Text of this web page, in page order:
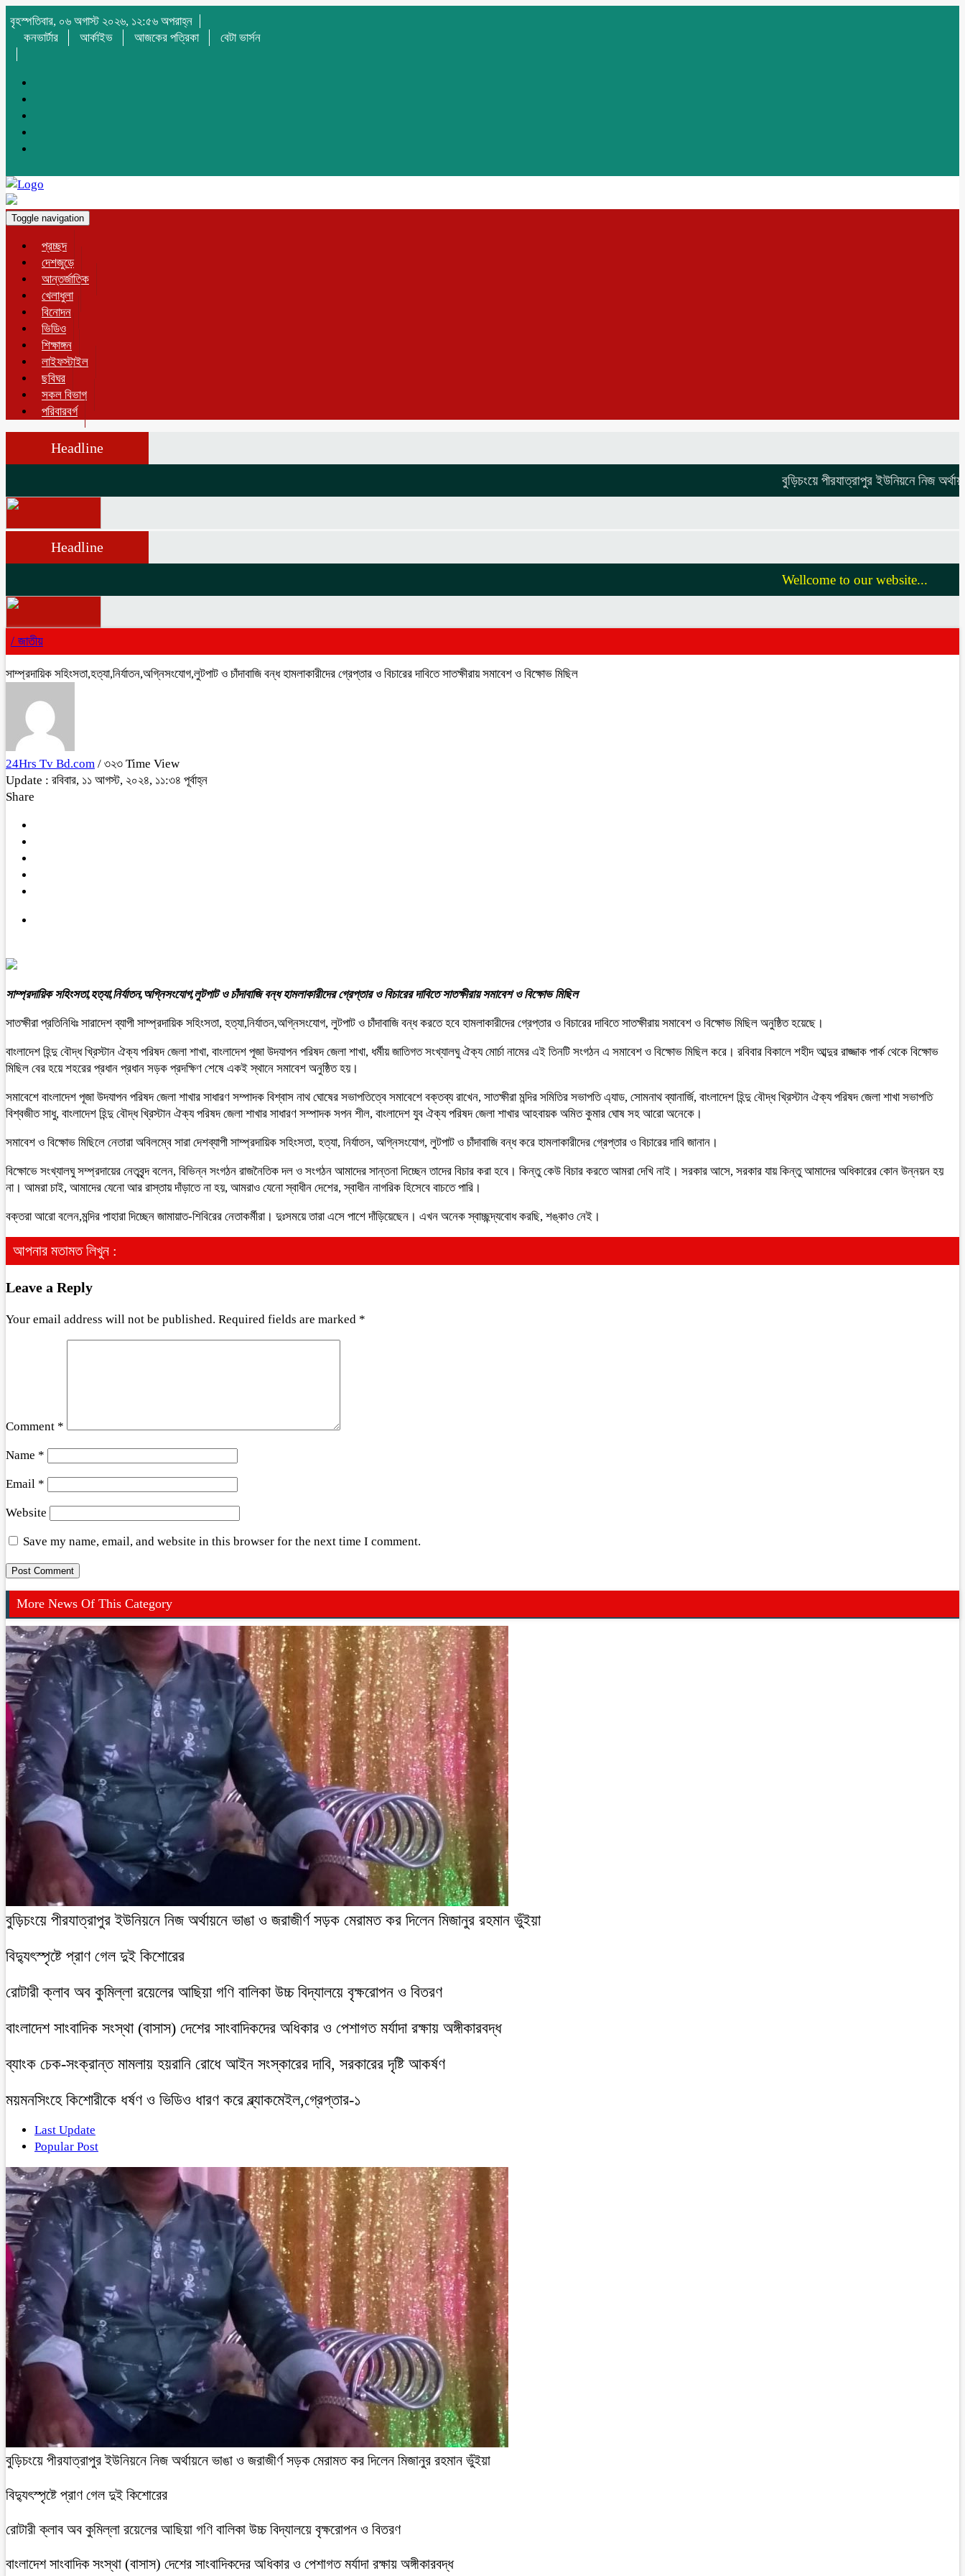
বৃহস্পতিবার, ০৬ অগাস্ট ২০২৬, ১২:৫৬ অপরাহ্ন
কনভার্টার
আর্কাইভ আজকের পত্রিকা বেটা ভার্সন
Toggle navigation
প্রচ্ছদ
দেশজুড়ে
আন্তর্জাতিক
খেলাধুলা
বিনোদন
ভিডিও
শিক্ষাঙ্গন
লাইফস্টাইল
ছবিঘর
সকল বিভাগ
পরিবারবর্গ
Headline
বুড়িচংয়ে পীরযাত্রাপুর ইউনিয়নে নিজ অর্থায়নে
Headline
Wellcome to our website...
/ জাতীয়
সাম্প্রদায়িক সহিংসতা,হত্যা,নির্যাতন,অগ্নিসংযোগ,লুটপাট ও চাঁদাবাজি বন্ধ হামলাকারীদের গ্রেপ্তার ও বিচারের দাবিতে সাতক্ষীরায় সমাবেশ ও বিক্ষোভ মিছিল
24Hrs Tv Bd.com / ৩২৩ Time View
Update : রবিবার, ১১ আগস্ট, ২০২৪, ১১:৩৪ পূর্বাহ্ন
Share
সাম্প্রদায়িক সহিংসতা,হত্যা,নির্যাতন,অগ্নিসংযোগ,লুটপাট ও চাঁদাবাজি বন্ধ হামলাকারীদের গ্রেপ্তার ও বিচারের দাবিতে সাতক্ষীরায় সমাবেশ ও বিক্ষোভ মিছিল
সাতক্ষীরা প্রতিনিধিঃ সারাদেশ ব্যাপী সাম্প্রদায়িক সহিংসতা, হত্যা,নির্যাতন,অগ্নিসংযোগ, লুটপাট ও চাঁদাবাজি বন্ধ করতে হবে হামলাকারীদের গ্রেপ্তার ও বিচারের দাবিতে সাতক্ষীরায় সমাবেশ ও বিক্ষোভ মিছিল অনুষ্ঠিত হয়েছে।
বাংলাদেশ হিন্দু বৌদ্ধ খ্রিস্টান ঐক্য পরিষদ জেলা শাখা, বাংলাদেশ পূজা উদযাপন পরিষদ জেলা শাখা, ধর্মীয় জাতিগত সংখ্যালঘু ঐক্য মোর্চা নামের এই তিনটি সংগঠন এ সমাবেশ ও বিক্ষোভ মিছিল করে। রবিবার বিকালে শহীদ আব্দুর রাজ্জাক পার্ক থেকে বিক্ষোভ
মিছিল বের হয়ে শহরের প্রধান প্রধান সড়ক প্রদক্ষিণ শেষে একই স্থানে সমাবেশ অনুষ্ঠিত হয়।
সমাবেশে বাংলাদেশ পূজা উদযাপন পরিষদ জেলা শাখার সাধারণ সম্পাদক বিশ্বাস নাথ ঘোষের সভাপতিত্বে সমাবেশে বক্তব্য রাখেন, সাতক্ষীরা মন্দির সমিতির সভাপতি এ্যাড, সোমনাথ ব্যানার্জি, বাংলাদেশ হিন্দু বৌদ্ধ খ্রিস্টান ঐক্য পরিষদ জেলা শাখা সভাপতি
বিশ্বজীত সাধু, বাংলাদেশ হিন্দু বৌদ্ধ খ্রিস্টান ঐক্য পরিষদ জেলা শাখার সাধারণ সম্পাদক সপন শীল, বাংলাদেশ যুব ঐক্য পরিষদ জেলা শাখার আহবায়ক অমিত কুমার ঘোষ সহ আরো অনেকে।
সমাবেশ ও বিক্ষোভ মিছিলে নেতারা অবিলম্বে সারা দেশব্যাপী সাম্প্রদায়িক সহিংসতা, হত্যা, নির্যাতন, অগ্নিসংযোগ, লুটপাট ও চাঁদাবাজি বন্ধ করে হামলাকারীদের গ্রেপ্তার ও বিচারের দাবি জানান।
বিক্ষোভে সংখ্যালঘু সম্প্রদায়ের নেতৃবৃন্দ বলেন, বিভিন্ন সংগঠন রাজনৈতিক দল ও সংগঠন আমাদের সান্তনা দিচ্ছেন তাদের বিচার করা হবে। কিন্তু কেউ বিচার করতে আমরা দেখি নাই। সরকার আসে, সরকার যায় কিন্তু আমাদের অধিকারের কোন উন্নয়ন হয়
না। আমরা চাই, আমাদের যেনো আর রাস্তায় দাঁড়াতে না হয়, আমরাও যেনো স্বাধীন দেশের, স্বাধীন নাগরিক হিসেবে বাচতে পারি।
বক্তরা আরো বলেন,মন্দির পাহারা দিচ্ছেন জামায়াত-শিবিরের নেতাকর্মীরা। দুঃসময়ে তারা এসে পাশে দাঁড়িয়েছেন। এখন অনেক স্বাচ্ছন্দ্যবোধ করছি, শঙ্কাও নেই।
আপনার মতামত লিখুন :
Leave a Reply
Your email address will not be published. Required fields are marked *
Comment *
Name *
Email *
Website
Save my name, email, and website in this browser for the next time I comment.
More News Of This Category
বুড়িচংয়ে পীরযাত্রাপুর ইউনিয়নে নিজ অর্থায়নে ভাঙা ও জরাজীর্ণ সড়ক মেরামত কর দিলেন মিজানুর রহমান ভুঁইয়া
বিদ্যুৎস্পৃষ্টে প্রাণ গেল দুই কিশোরের
রোটারী ক্লাব অব কুমিল্লা রয়েলের আছিয়া গণি বালিকা উচ্চ বিদ্যালয়ে বৃক্ষরোপন ও বিতরণ
বাংলাদেশ সাংবাদিক সংস্থা (বাসাস) দেশের সাংবাদিকদের অধিকার ও পেশাগত মর্যাদা রক্ষায় অঙ্গীকারবদ্ধ
ব্যাংক চেক-সংক্রান্ত মামলায় হয়রানি রোধে আইন সংস্কারের দাবি, সরকারের দৃষ্টি আকর্ষণ
ময়মনসিংহে কিশোরীকে ধর্ষণ ও ভিডিও ধারণ করে ব্ল্যাকমেইল,গ্রেপ্তার-১
Last Update
Popular Post
বুড়িচংয়ে পীরযাত্রাপুর ইউনিয়নে নিজ অর্থায়নে ভাঙা ও জরাজীর্ণ সড়ক মেরামত কর দিলেন মিজানুর রহমান ভুঁইয়া
বিদ্যুৎস্পৃষ্টে প্রাণ গেল দুই কিশোরের
রোটারী ক্লাব অব কুমিল্লা রয়েলের আছিয়া গণি বালিকা উচ্চ বিদ্যালয়ে বৃক্ষরোপন ও বিতরণ
বাংলাদেশ সাংবাদিক সংস্থা (বাসাস) দেশের সাংবাদিকদের অধিকার ও পেশাগত মর্যাদা রক্ষায় অঙ্গীকারবদ্ধ